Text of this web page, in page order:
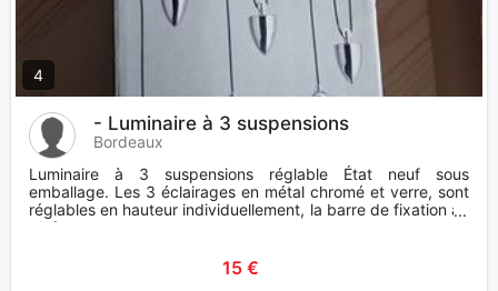
4
- Luminaire à 3 suspensions
Bordeaux
Luminaire à 3 suspensions réglable État neuf sous
emballage. Les 3 éclairages en métal chromé et verre, sont
réglables en hauteur individuellement, la barre de fixation au
plafon
15 €